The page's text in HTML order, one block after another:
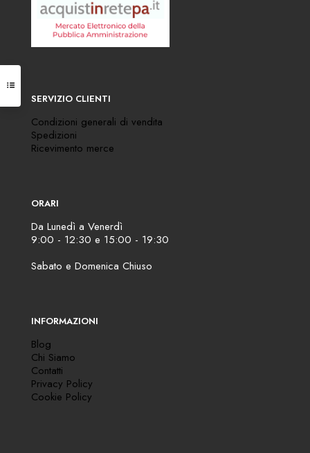
SERVIZIO CLIENTI
Condizioni generali di vendita
Spedizioni
Ricevimento merce
ORARI
Da Lunedì a Venerdì
9:00 - 12:30 e 15:00 - 19:30
Sabato e Domenica Chiuso
INFORMAZIONI
Blog
Chi Siamo
Contatti
Privacy Policy
Cookie Policy